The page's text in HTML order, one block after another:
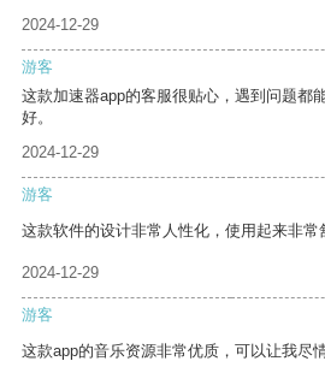
2024-12-29
游客
这款加速器app的客服很贴心，遇到问题都
好。
2024-12-29
游客
这款软件的设计非常人性化，使用起来非常
2024-12-29
游客
这款app的音乐资源非常优质，可以让我尽